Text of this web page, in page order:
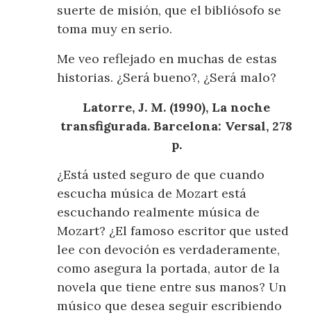
suerte de misión, que el bibliósofo se
toma muy en serio.
Me veo reflejado en muchas de estas
historias. ¿Será bueno?, ¿Será malo?
Latorre, J. M. (1990), La noche
transfigurada. Barcelona: Versal, 278
p.
¿Está usted seguro de que cuando
escucha música de Mozart está
escuchando realmente música de
Mozart? ¿El famoso escritor que usted
lee con devoción es verdaderamente,
como asegura la portada, autor de la
novela que tiene entre sus manos? Un
músico que desea seguir escribiendo